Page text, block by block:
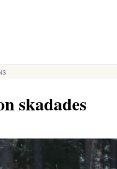
skadades